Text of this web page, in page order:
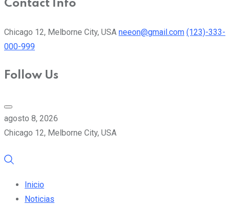
Contact Info
Chicago 12, Melborne City, USA neeon@gmail.com (123)-333-
000-999
Follow Us
agosto 8, 2026
Chicago 12, Melborne City, USA
Inicio
Noticias